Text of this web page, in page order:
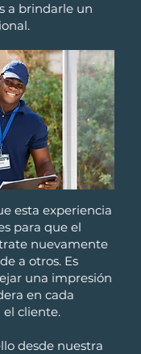
a brindarle un
esta experiencia
para que el
nuevamente
a otros. Es
una impresión
en cada
el cliente.
desde nuestra